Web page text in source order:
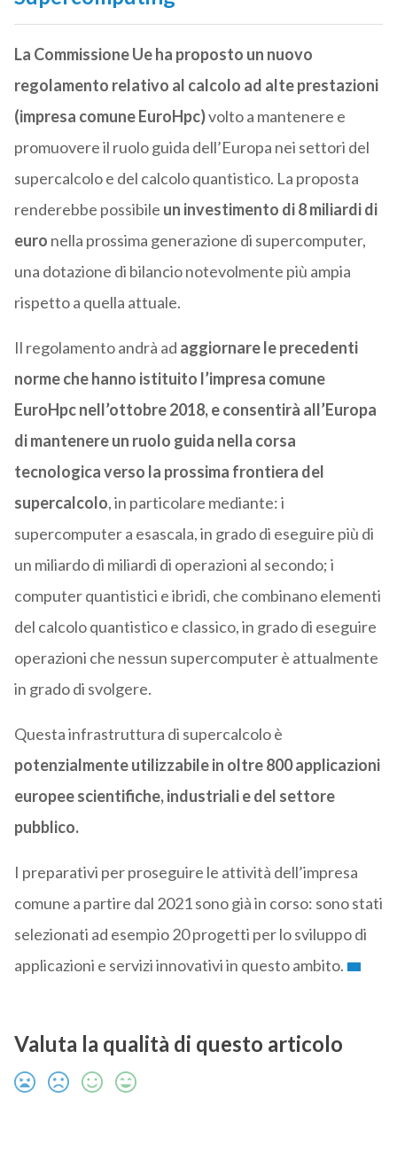
La Commissione Ue ha proposto un nuovo
regolamento relativo al calcolo ad alte prestazioni
(impresa comune EuroHpc)volto a mantenere e
promuovere il ruolo guida dell’Europa nei settori del
supercalcolo e del calcolo quantistico. La proposta
renderebbe possibile un investimento di 8 miliardi di
euro nella prossima generazione di supercomputer,
una dotazione di bilancio notevolmente più ampia
rispetto a quella attuale.
Il regolamento andrà ad aggiornare le precedenti
norme che hanno istituito l’impresa comune
EuroHpc nell’ottobre 2018, e consentirà all’Europa
di mantenere un ruolo guida nella corsa
tecnologica verso la prossima frontiera del
supercalcolo, in particolare mediante: i
supercomputer a esascala, in grado di eseguire più di
un miliardo di miliardi di operazioni al secondo; i
computer quantistici e ibridi, che combinano elementi
del calcolo quantistico e classico, in grado di eseguire
operazioni che nessun supercomputer è attualmente
in grado di svolgere.
Questa infrastruttura di supercalcolo è
potenzialmente utilizzabile in oltre 800 applicazioni
europee scientifiche, industriali e del settore
pubblico.
I preparativi per proseguire le attività dell’impresa
comune a partire dal 2021 sono già in corso: sono stati
selezionati ad esempio 20 progetti per lo sviluppo di
applicazioni e servizi innovativi in questo ambito.
Valuta la qualità di questo articolo